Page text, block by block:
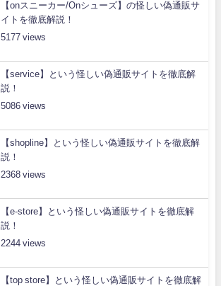
【onスニーカー/Onシューズ】の怪しい偽通販サ
イトを徹底解説！
5177
【service】という怪しい偽通販サイトを徹底解
説！
5086
【shopline】という怪しい偽通販サイトを徹底解
説！
2368
【e-store】という怪しい偽通販サイトを徹底解
説！
2244
【top store】という怪しい偽通販サイトを徹底解